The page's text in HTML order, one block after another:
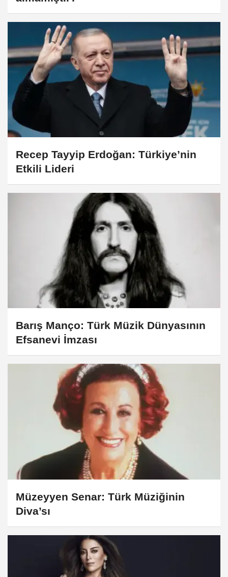
Recep Tayyip Erdoğan: Türkiye’nin
Etkili Lideri
Barış Manço: Türk Müzik Dünyasının
Efsanevi İmzası
Müzeyyen Senar: Türk Müziğinin
Diva’sı